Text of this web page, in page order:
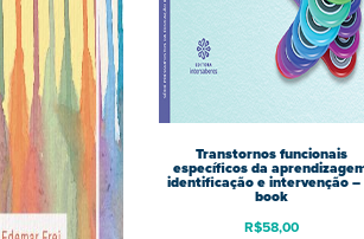
Transtornos funcionais
específicos da
identificação e intervenção –
book
R$58,00